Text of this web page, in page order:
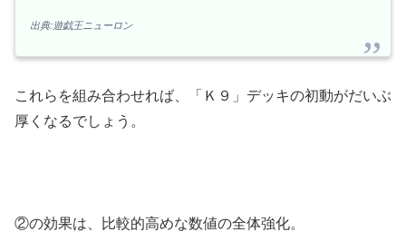
出典:遊戯王ニューロン
これらを組み合わせれば、「Ｋ９」デッキの初動がだいぶ
厚くなるでしょう。
②の効果は、比較的高めな数値の全体強化。